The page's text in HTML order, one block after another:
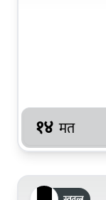
१४ मत